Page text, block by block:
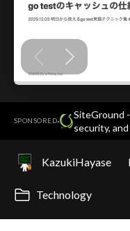
SPONSORED·
SiteGround
security,
KazukiHayase
Technology